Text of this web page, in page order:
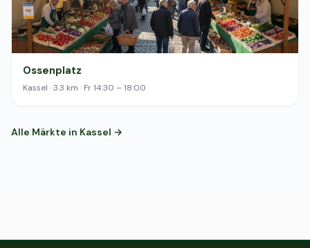
Ossenplatz
Kassel · 3.3 km · Fr 14:30 – 18:00
Alle Märkte in Kassel →